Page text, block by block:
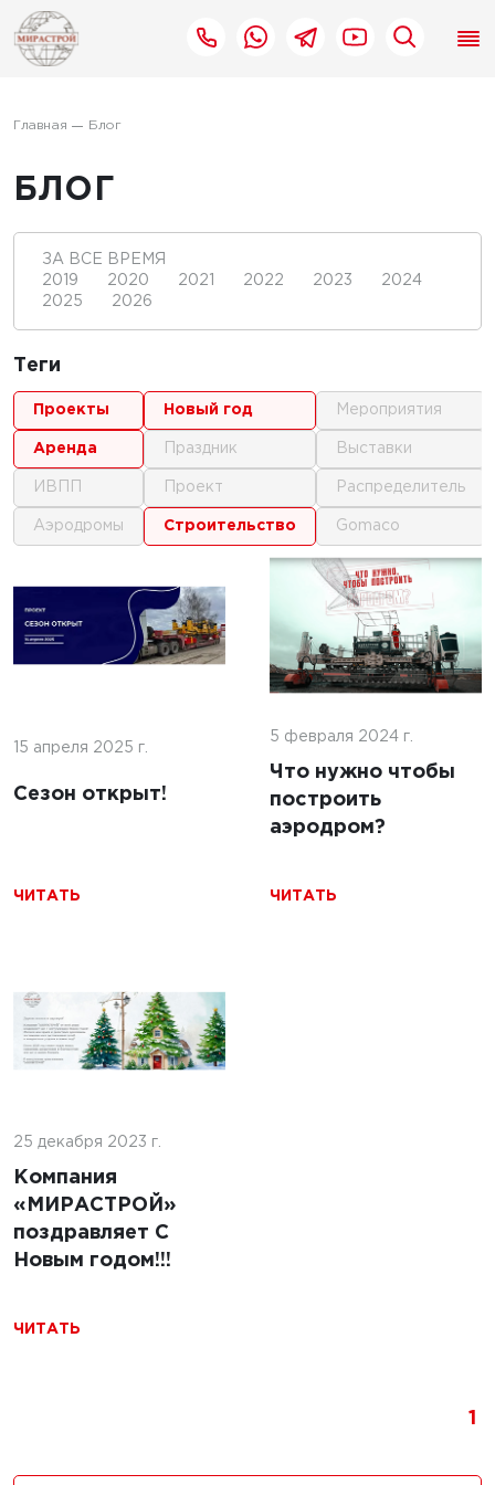
Главная Блог
БЛОГ
1
1
15 апреля 2025 г.
Сезон открыт!
ЧИТАТЬ
5 февраля 2024 г.
Что нужно чтобы
построить
аэродром?
ЧИТАТЬ
25 декабря 2023 г.
Компания
«МИРАСТРОЙ»
поздравляет С
Новым годом!!!
ЧИТАТЬ
1
16 июня 2025 г.
Строительство
современные
подходы и
технологии
г.
с
из
Строительство
беспилотных
авиационных
систем:
ЗА ВСЕ ВРЕМЯ
2019
2020 2021 2022 2023
2024
2025
2026
Теги
проекты
аренда
ИВПП
аэродромы
новый год
праздник
проект
строительство
мероприятия
выставки
распределитель
gomaco